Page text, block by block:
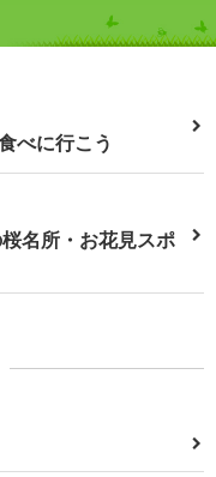
べに行こう
名所・お花見スポ